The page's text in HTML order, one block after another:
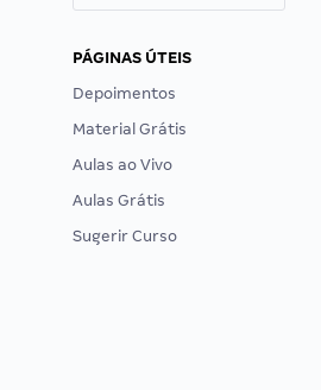
PÁGINAS ÚTEIS
Depoimentos
Material Grátis
Aulas ao Vivo
Aulas Grátis
Sugerir Curso